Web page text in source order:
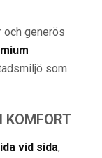
och generös
som
KOMFORT
vid sida,